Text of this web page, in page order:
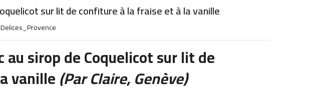
sur lit de confiture à la fraise et à la vanille
Delices_Provence
sirop de Coquelicot sur lit de
vanille(Par Claire, Genève)